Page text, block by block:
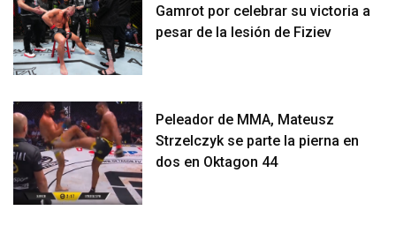
Gamrot por celebrar su victoria a
pesar de la lesión de Fiziev
Peleador de MMA, Mateusz
Strzelczyk se parte la pierna en
dos en Oktagon 44